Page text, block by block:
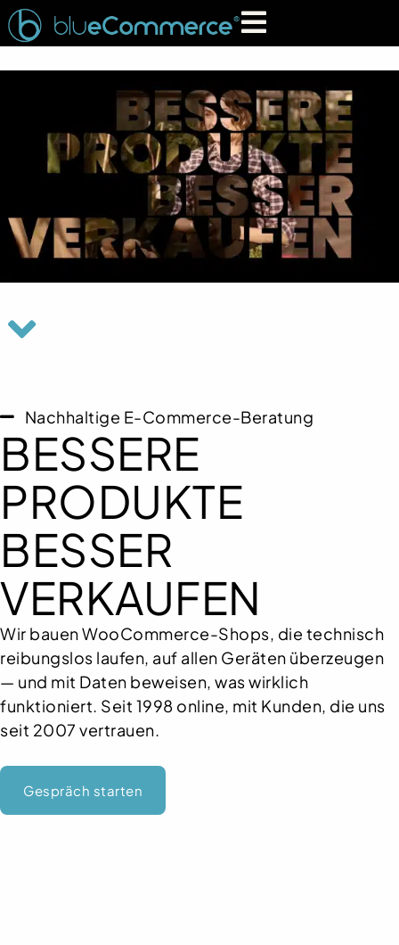
Nachhaltige E-Commerce-Beratung
BESSERE
PRODUKTE
BESSER
VERKAUFEN
Wir bauen WooCommerce-Shops, die technisch
reibungslos laufen, auf allen Geräten überzeugen
— und mit Daten beweisen, was wirklich
funktioniert. Seit 1998 online, mit Kunden, die uns
seit 2007 vertrauen.
Gespräch starten